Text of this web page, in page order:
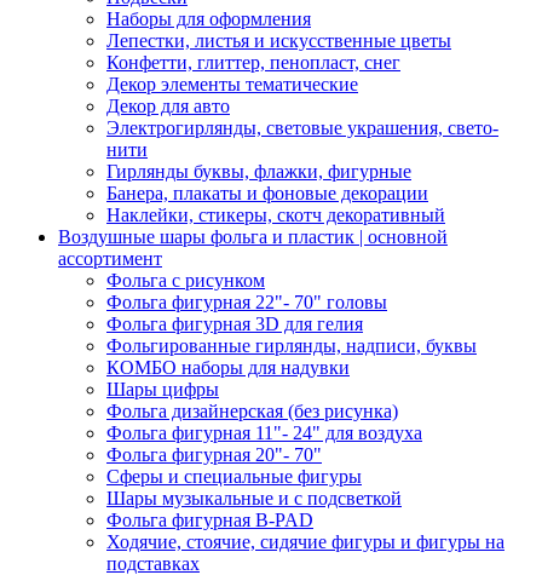
Наборы для оформления
Лепестки, листья и искусственные цветы
Конфетти, глиттер, пенопласт, снег
Декор элементы тематические
Декор для авто
Электрогирлянды, световые украшения, свето-
нити
Гирлянды буквы, флажки, фигурные
Банера, плакаты и фоновые декорации
Наклейки, стикеры, скотч декоративный
Воздушные шары фольга и пластик | основной
ассортимент
Фольга с рисунком
Фольга фигурная 22"- 70" головы
Фольга фигурная 3D для гелия
Фольгированные гирлянды, надписи, буквы
КОМБО наборы для надувки
Шары цифры
Фольга дизайнерская (без рисунка)
Фольга фигурная 11"- 24" для воздуха
Фольга фигурная 20"- 70"
Сферы и специальные фигуры
Шары музыкальные и с подсветкой
Фольга фигурная B-PAD
Ходячие, стоячие, сидячие фигуры и фигуры на
подставках